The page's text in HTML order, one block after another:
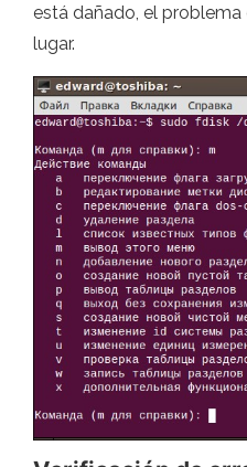
está dañado, el
lugar.